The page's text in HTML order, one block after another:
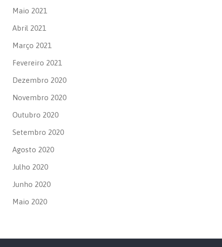
Maio 2021
Abril 2021
Março 2021
Fevereiro 2021
Dezembro 2020
Novembro 2020
Outubro 2020
Setembro 2020
Agosto 2020
Julho 2020
Junho 2020
Maio 2020